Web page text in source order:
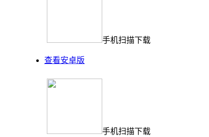
手机扫描下载
查看安卓版
手机扫描下载